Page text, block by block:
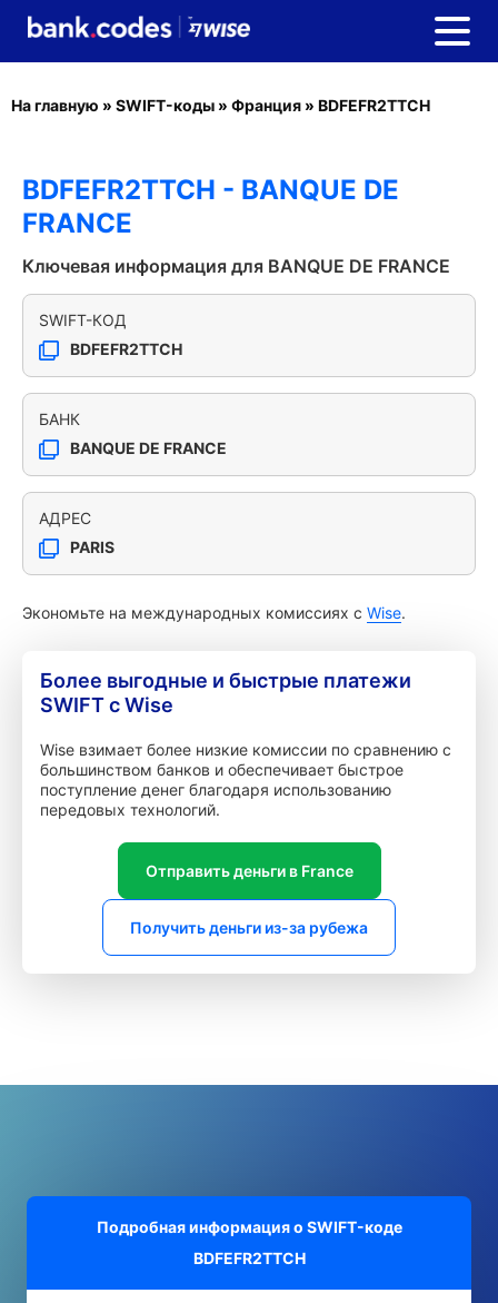
На главную » SWIFT-коды » Франция » BDFEFR2TTCH
BDFEFR2TTCH - BANQUE DE
FRANCE
Ключевая информация для BANQUE DE FRANCE
SWIFT-КОД
BDFEFR2TTCH
БАНК
BANQUE DE FRANCE
АДРЕС
PARIS
Экономьте на международных комиссиях с Wise.
Более выгодные и быстрые платежи
SWIFT с Wise
Wise взимает более низкие комиссии по сравнению с
большинством банков и обеспечивает быстрое
поступление денег благодаря использованию
передовых технологий.
Отправить деньги в France
Получить деньги из-за рубежа
Подробная информация о SWIFT-коде
BDFEFR2TTCH